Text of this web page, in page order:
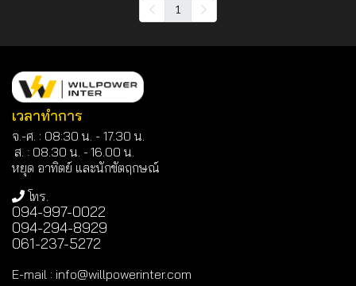
1
เวลาทำการ
จ.-ศ. : 08:30 น. - 17.30 น.
ส. : 08.30 น. -16.00 น.
หยุด อาทิตย์ และนักขัตฤกษณ์
โทร.
094-997-0022
094-294-8929
061-237-5272
E-mail : info@willpowerinter.com